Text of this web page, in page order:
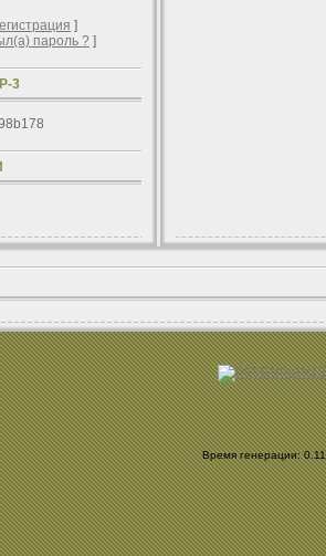
]
пароль ? ]
3
Время генерации: